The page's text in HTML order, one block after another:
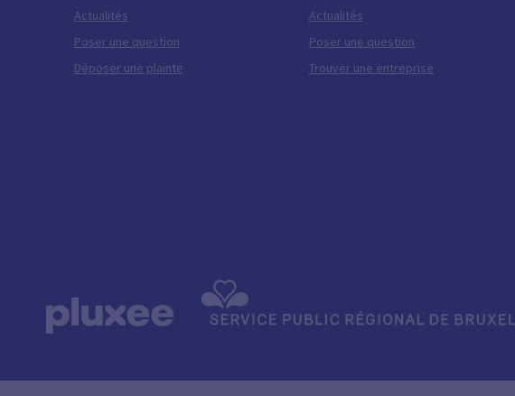
Actualités
Poser une question
Déposer une plainte
Actualités
Poser une question
Trouver une entreprise